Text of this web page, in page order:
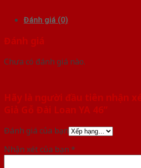
Đánh giá (0)
Đánh giá
Chưa có đánh giá nào.
Hãy là người đầu tiên nhận
Giả Gỗ Đài Loan YA 46”
Đánh giá của bạn
Nhận xét của bạn *